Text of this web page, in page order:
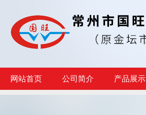
网站首页 公司简介 产品展示